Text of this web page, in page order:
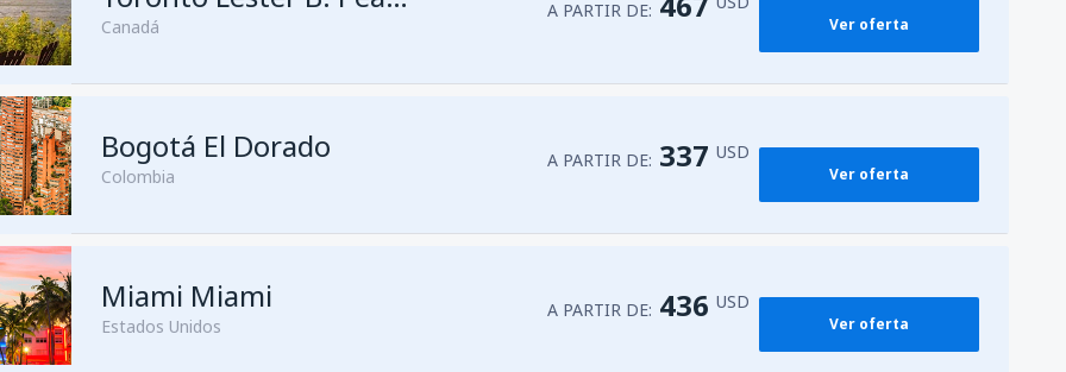
Canadá
A PARTIR DE:
Ver oferta
Bogotá El Dorado
Colombia
A PARTIR DE: 337 USD
Ver oferta
Miami Miami
Estados Unidos
A PARTIR DE: 436 USD
Ver oferta